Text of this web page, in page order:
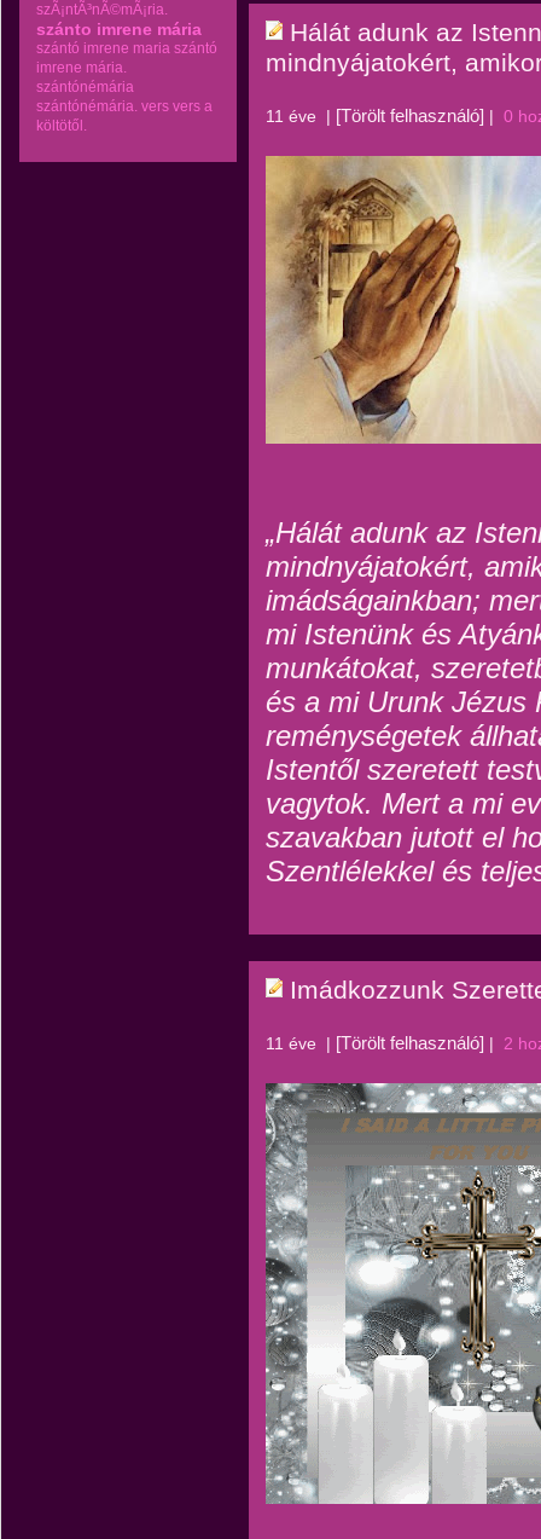
szÃ¡ntÃ³nÃ©mÃ¡ria.
szánto imrene mária
szántó imrene maria szántó
imrene mária.
szántónémária
szántónémária. vers vers a
költötől.
Hálát adunk az
mindnyájatokért,
11 éve | [Törölt felhasználó] | 0
„Hálát adunk az
mindnyájatokért,
imádságainkban;
mi Istenünk és
munkátokat,
és a mi Urunk Jézus
reménységetek
Istentől szeretett
vagytok. Mert a mi
szavakban jutott el
Szentlélekkel és
Imádkozzunk
11 éve | [Törölt felhasználó] | 2